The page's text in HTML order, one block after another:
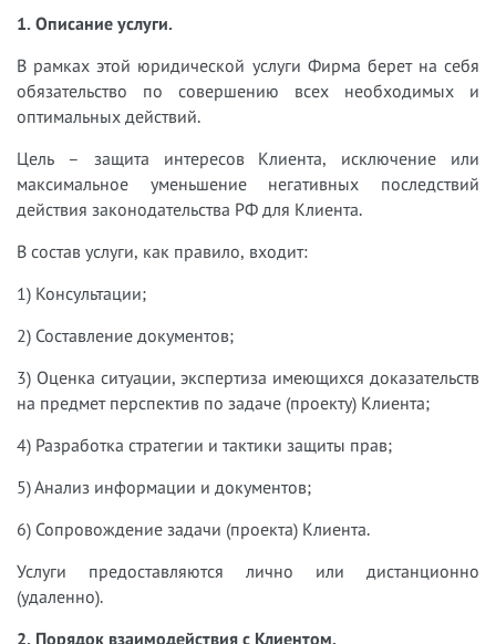
1. Описание услуги.
В рамках этой юридической услуги Фирма берет на себя
обязательство по совершению всех необходимых и
оптимальных действий.
Цель – защита интересов Клиента, исключение или
максимальное уменьшение негативных последствий
действия законодательства РФ для Клиента.
В состав услуги, как правило, входит:
1) Консультации;
2) Составление документов;
3) Оценка ситуации, экспертиза имеющихся доказательств
на предмет перспектив по задаче (проекту) Клиента;
4) Разработка стратегии и тактики защиты прав;
5) Анализ информации и документов;
6) Сопровождение задачи (проекта) Клиента.
Услуги предоставляются лично или дистанционно
(удаленно).
2. Порядок взаимодействия с Клиентом.